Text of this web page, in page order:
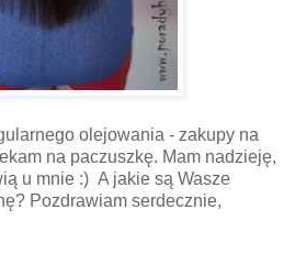
olejowania - zakupy na
na paczuszkę. Mam nadzieję,
u mnie :) A jakie są Wasze
Pozdrawiam serdecznie,